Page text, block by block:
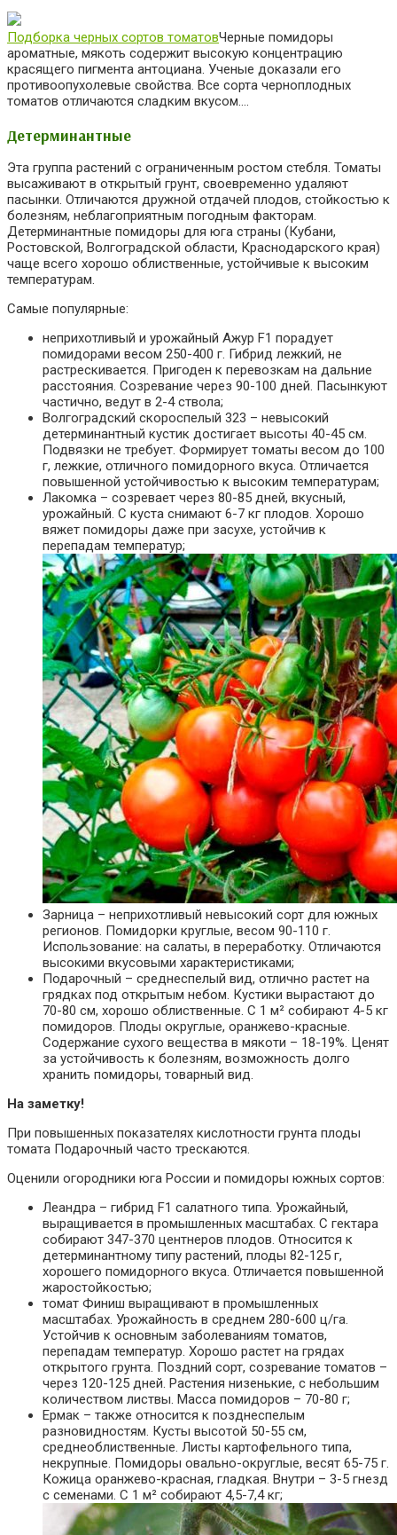
Подборка черных сортов томатовЧерные помидоры
ароматные, мякоть содержит высокую концентрацию
красящего пигмента антоциана. Ученые доказали его
противоопухолевые свойства. Все сорта черноплодных
томатов отличаются сладким вкусом….
Детерминантные
Эта группа растений с ограниченным ростом стебля. Томаты
высаживают в открытый грунт, своевременно удаляют
пасынки. Отличаются дружной отдачей плодов, стойкостью к
болезням, неблагоприятным погодным факторам.
Детерминантные помидоры для юга страны (Кубани,
Ростовской, Волгоградской области, Краснодарского края)
чаще всего хорошо облиственные, устойчивые к высоким
температурам.
Самые популярные:
неприхотливый и урожайный Ажур F1 порадует
помидорами весом 250-400 г. Гибрид лежкий, не
растрескивается. Пригоден к перевозкам на дальние
расстояния. Созревание через 90-100 дней. Пасынкуют
частично, ведут в 2-4 ствола;
Волгоградский скороспелый 323 – невысокий
детерминантный кустик достигает высоты 40-45 см.
Подвязки не требует. Формирует томаты весом до 100
г, лежкие, отличного помидорного вкуса. Отличается
повышенной устойчивостью к высоким температурам;
Лакомка – созревает через 80-85 дней, вкусный,
урожайный. С куста снимают 6-7 кг плодов. Хорошо
вяжет помидоры даже при засухе, устойчив к
перепадам температур;
Зарница – неприхотливый невысокий сорт для южных
регионов. Помидорки круглые, весом 90-110 г.
Использование: на салаты, в переработку. Отличаются
высокими вкусовыми характеристиками;
Подарочный – среднеспелый вид, отлично растет на
грядках под открытым небом. Кустики вырастают до
70-80 см, хорошо облиственные. С 1 м² собирают 4-5 кг
помидоров. Плоды округлые, оранжево-красные.
Содержание сухого вещества в мякоти – 18-19%. Ценят
за устойчивость к болезням, возможность долго
хранить помидоры, товарный вид.
На заметку!
При повышенных показателях кислотности грунта плоды
томата Подарочный часто трескаются.
Оценили огородники юга России и помидоры южных сортов:
Леандра – гибрид F1 салатного типа. Урожайный,
выращивается в промышленных масштабах. С гектара
собирают 347-370 центнеров плодов. Относится к
детерминантному типу растений, плоды 82-125 г,
хорошего помидорного вкуса. Отличается повышенной
жаростойкостью;
томат Финиш выращивают в промышленных
масштабах. Урожайность в среднем 280-600 ц/га.
Устойчив к основным заболеваниям томатов,
перепадам температур. Хорошо растет на грядах
открытого грунта. Поздний сорт, созревание томатов –
через 120-125 дней. Растения низенькие, с небольшим
количеством листвы. Масса помидоров – 70-80 г;
Ермак – также относится к позднеспелым
разновидностям. Кусты высотой 50-55 см,
среднеоблиственные. Листы картофельного типа,
некрупные. Помидоры овально-округлые, весят 65-75 г.
Кожица оранжево-красная, гладкая. Внутри – 3-5 гнезд
с семенами. С 1 м² собирают 4,5-7,4 кг;